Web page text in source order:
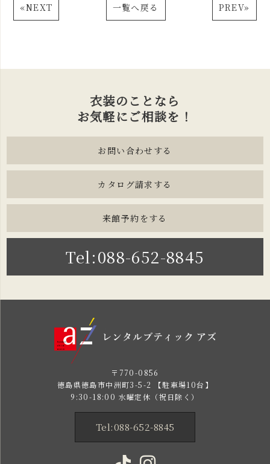
«NEXT 一覧へ戻る PREV»
衣装のことなら
お気軽にご相談を！
お問い合わせする
カタログ請求する
来館予約をする
Tel:088-652-8845
〒770-0856
徳島県徳島市中洲町3-5-2 【駐車場10台】
9:30-18:00 水曜定休（祝日除く）
Tel:088-652-8845